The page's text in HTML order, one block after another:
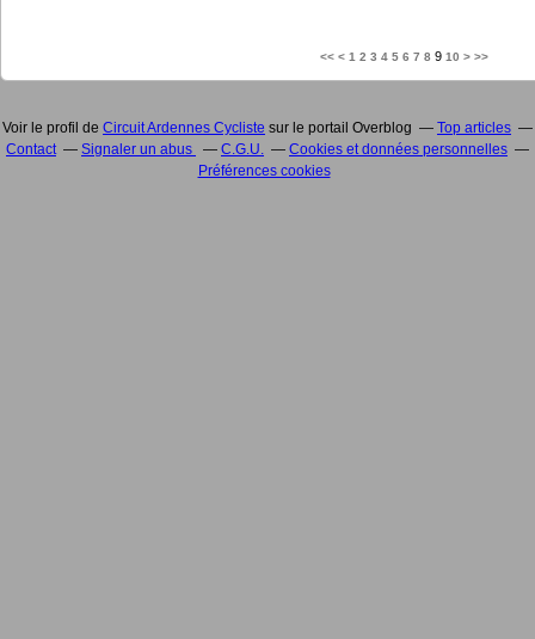
<< < 1 2 3 4 5 6 7 8 9 10 > >>
Voir le profil de Circuit Ardennes Cycliste sur le portail Overblog
Top articles
Contact
Signaler un abus C.G.U.
Cookies et données personnelles
Préférences cookies